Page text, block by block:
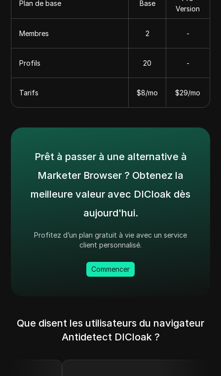
Plan de base Base
Version
Membres 2 -
Profils 20 -
Tarifs $8/mo $29/mo
Prêt à passer à une alternative à
Marketer Browser ? Obtenez la
meilleure valeur avec DICloak dès
aujourd'hui.
Profitez d’un plan gratuit à vie avec un service
client personnalisé.
Commencer
Que disent les utilisateurs du navigateur
Antidetect DICloak ?